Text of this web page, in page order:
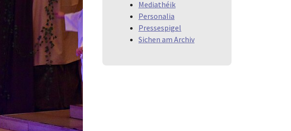
Mediathéik
Personalia
Pressespigel
Sichen am Archiv